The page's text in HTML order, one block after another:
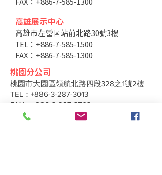
高雄展示中心
高雄市左營區站前北路30號3樓
TEL：+886-7-585-1500
FAX：+886-7-585-1300
桃園分公司
桃園市大園區領航北路四段328之1號2樓
TEL：+886-3-287-3013
FAX：+886-3-287-3703
台中分公司